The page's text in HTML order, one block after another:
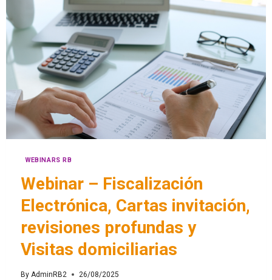
WEBINARS RB
Webinar – Fiscalización
Electrónica, Cartas invitación,
revisiones profundas y
Visitas domiciliarias
By AdminRB2 26/08/2025